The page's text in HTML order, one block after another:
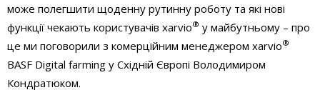
може полегшити щоденну рутинну роботу та які нові
функції чекають користувачів xarvio® у майбутньому – про
це ми поговорили з комерційним менеджером xarvio®
BASF Digital farming у Східній Європі Володимиром
Кондратюком.